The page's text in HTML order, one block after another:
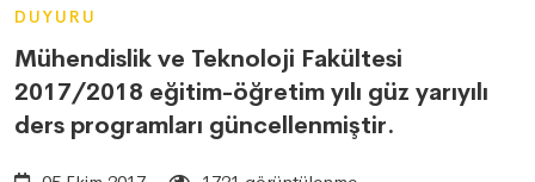
DUYURU
Mühendislik ve Teknoloji Fakültesi
2017/2018 eğitim-öğretim yılı güz yarıyılı
ders programları güncellenmiştir.